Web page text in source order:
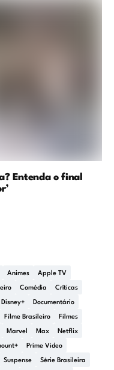
Entenda o final
Animes Apple TV
Comédia Críticas
Disney+ Documentário
Filme Brasileiro Filmes
Marvel Max Netflix
Prime Video
Suspense Série Brasileira